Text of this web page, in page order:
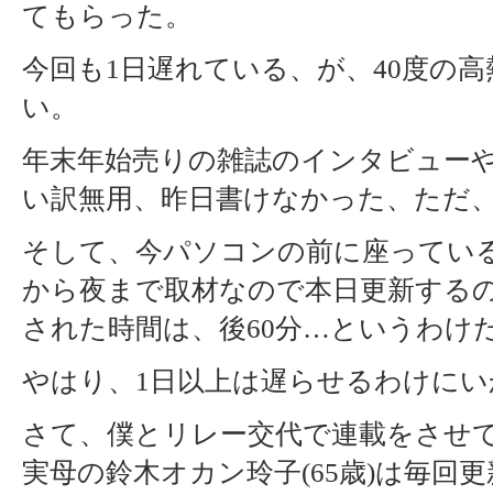
てもらった。
今回も1日遅れている、が、40度の
い。
年末年始売りの雑誌のインタビュー
い訳無用、昨日書けなかった、ただ
そして、今パソコンの前に座ってい
から夜まで取材なので本日更新する
された時間は、後60分…というわけ
やはり、1日以上は遅らせるわけに
さて、僕とリレー交代で連載をさせ
実母の鈴木オカン玲子(65歳)は毎回